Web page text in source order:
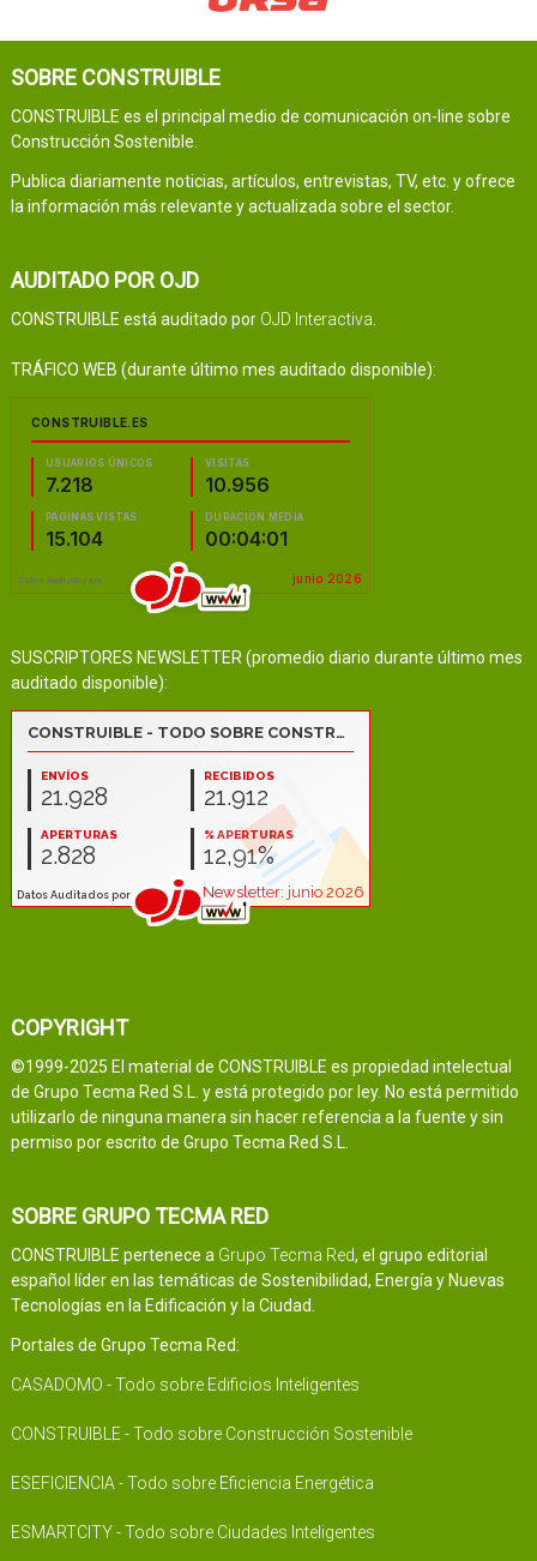
SOBRE CONSTRUIBLE
CONSTRUIBLE es el principal medio de comunicación on-line sobre
Construcción Sostenible.
Publica diariamente noticias, artículos, entrevistas, TV, etc. y ofrece
la información más relevante y actualizada sobre el sector.
AUDITADO POR OJD
CONSTRUIBLE está auditado por OJD Interactiva.
TRÁFICO WEB (durante último mes auditado disponible):
SUSCRIPTORES NEWSLETTER (promedio diario durante último mes
auditado disponible):
COPYRIGHT
©1999-2025 El material de CONSTRUIBLE es propiedad intelectual
de Grupo Tecma Red S.L. y está protegido por ley. No está permitido
utilizarlo de ninguna manera sin hacer referencia a la fuente y sin
permiso por escrito de Grupo Tecma Red S.L.
SOBRE GRUPO TECMA RED
CONSTRUIBLE pertenece a Grupo Tecma Red, el grupo editorial
español líder en las temáticas de Sostenibilidad, Energía y Nuevas
Tecnologías en la Edificación y la Ciudad.
Portales de Grupo Tecma Red:
CASADOMO - Todo sobre Edificios Inteligentes
CONSTRUIBLE - Todo sobre Construcción Sostenible
ESEFICIENCIA - Todo sobre Eficiencia Energética
ESMARTCITY - Todo sobre Ciudades Inteligentes